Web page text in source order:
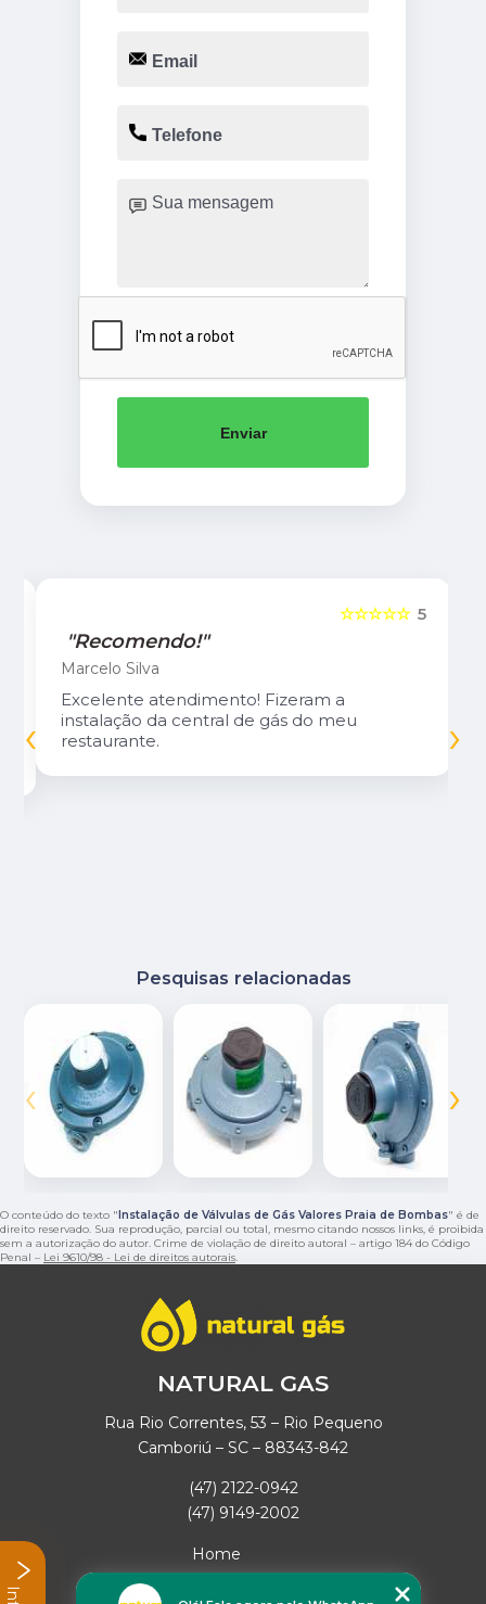
Enviar
5
☆☆☆☆☆
"Recomendo!"
Marcelo Silva
Excelente atendimento! Fizeram a
instalação da central de gás do meu
restaurante.
‹ ›
Pesquisas relacionadas
‹ ›
O conteúdo do texto "Instalação de Válvulas de Gás Valores Praia de Bombas" é de
direito reservado. Sua reprodução, parcial ou total, mesmo citando nossos links, é proibida
sem a autorização do autor. Crime de violação de direito autoral – artigo 184 do Código
Penal – Lei 9610/98 - Lei de direitos autorais.
NATURAL GAS
Rua Rio Correntes, 53 – Rio Pequeno
Camboriú – SC – 88343-842
(47) 2122-0942
(47) 9149-2002
Home
Empresa